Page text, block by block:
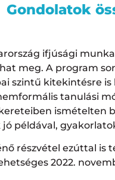
Gondolatok
ifjúsági
meg. A program
szintű kitekintésre
tanulási
ismételten
jó példával,
részvétel ezúttal is
2022.